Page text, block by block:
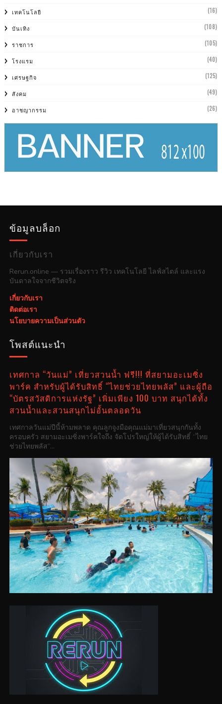
เทคโนโลยี (16)
บันเทิง (108)
ราชการ (105)
โรงแรม (40)
เศรษฐกิจ (125)
สังคม (49)
อาชญากรรม (26)
ข้อมูลบล็อก
เกี่ยวกับเรา
Rerun.online — รวมเรื่องราว รีวิว เทคโนโลยี ไลฟ์สไตล์ และแรง
บันดาลใจจากชีวิตจริง
เกี่ยวกับเรา
ติดต่อเรา
นโยบายความเป็นส่วนตัว
โพสต์แนะนำ
เทศกาล “วันแม่” เที่ยวสวนน้ำ ฟรี!!! ที่สยามอะเมซิ่ง
พาร์ค สำหรับผู้ได้รับสิทธิ์ “ไทยช่วยไทยพลัส” และผู้ถือ
“บัตรสวัสดิการแห่งรัฐ” เพิ่มเพียง 100 บาท สนุกได้ทั้ง
สวนน้ำและสวนสนุกไม่อั้นตลอดวัน
เทศกาลวันแม่ปีนี้ห้ามพลาด คุณลูกจูงมือคุณแม่มาเที่ยวสนุกกันทั้ง
ครอบครัว สยามอะเมซิ่งพาร์คใจถึง จัดโปรใหญ่ให้ผู้ได้รับสิทธิ์ “ไทย
ช่วยไทยพลัส”...